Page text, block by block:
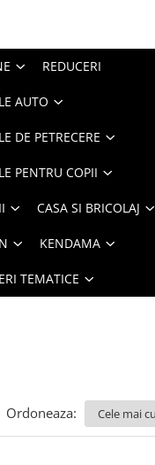
REDUCERI
AUTO
DE PETRECERE
PENTRU COPII
CASA SI BRICOLAJ
KENDAMA
TEMATICE
Ordoneaza: